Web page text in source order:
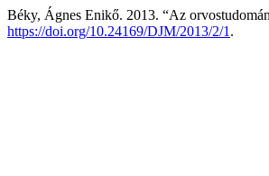
Béky, Ágnes Enikő. 2013. “Az
https://doi.org/10.24169/DJM/2013/2/1 .